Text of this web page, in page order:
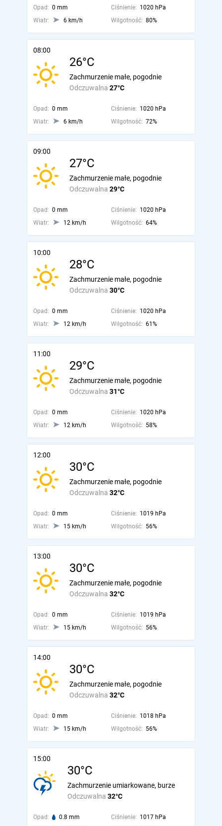
Opad: 0 mm Ciśnienie: 1020 hPa
Wiatr:
6 km/h Wilgotność: 80%
08:00
26°C
Odczuwalna 27°C
Zachmurzenie małe, pogodnie
Opad: 0 mm Ciśnienie: 1020 hPa
Wiatr:
6 km/h Wilgotność: 72%
09:00
27°C
Odczuwalna 29°C
Zachmurzenie małe, pogodnie
Opad: 0 mm Ciśnienie: 1020 hPa
Wiatr:
12 km/h Wilgotność: 64%
10:00
28°C
Odczuwalna 30°C
Zachmurzenie małe, pogodnie
Opad: 0 mm Ciśnienie: 1020 hPa
Wiatr:
12 km/h Wilgotność: 61%
11:00
29°C
Odczuwalna 31°C
Zachmurzenie małe, pogodnie
Opad: 0 mm Ciśnienie: 1020 hPa
Wiatr:
12 km/h Wilgotność: 58%
12:00
30°C
Odczuwalna 32°C
Zachmurzenie małe, pogodnie
Opad: 0 mm Ciśnienie: 1019 hPa
Wiatr:
15 km/h Wilgotność: 56%
13:00
30°C
Odczuwalna 32°C
Zachmurzenie małe, pogodnie
Opad: 0 mm Ciśnienie: 1019 hPa
Wiatr:
15 km/h Wilgotność: 56%
14:00
30°C
Odczuwalna 32°C
Zachmurzenie małe, pogodnie
Opad: 0 mm Ciśnienie: 1018 hPa
Wiatr:
15 km/h Wilgotność: 56%
15:00
30°C
Odczuwalna 32°C
Zachmurzenie umiarkowane, burze
Opad: 0.8 mm Ciśnienie: 1017 hPa